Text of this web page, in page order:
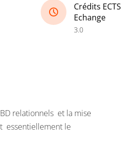
Crédits ECTS
Echange
3.0
relationnels et la mise
essentiellement le